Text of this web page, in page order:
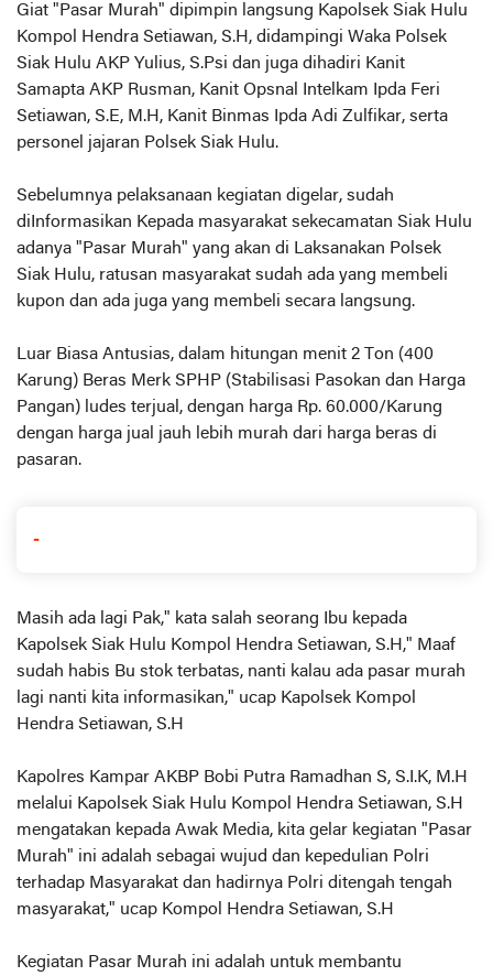
Giat "Pasar Murah" dipimpin langsung Kapolsek Siak Hulu
Kompol Hendra Setiawan, S.H, didampingi Waka Polsek
Siak Hulu AKP Yulius, S.Psi dan juga dihadiri Kanit
Samapta AKP Rusman, Kanit Opsnal Intelkam Ipda Feri
Setiawan, S.E, M.H, Kanit Binmas Ipda Adi Zulfikar, serta
personel jajaran Polsek Siak Hulu.
Sebelumnya pelaksanaan kegiatan digelar, sudah
diInformasikan Kepada masyarakat sekecamatan Siak Hulu
adanya "Pasar Murah" yang akan di Laksanakan Polsek
Siak Hulu, ratusan masyarakat sudah ada yang membeli
kupon dan ada juga yang membeli secara langsung.
Luar Biasa Antusias, dalam hitungan menit 2 Ton (400
Karung) Beras Merk SPHP (Stabilisasi Pasokan dan Harga
Pangan) ludes terjual, dengan harga Rp. 60.000/Karung
dengan harga jual jauh lebih murah dari harga beras di
pasaran.
-
Masih ada lagi Pak," kata salah seorang Ibu kepada
Kapolsek Siak Hulu Kompol Hendra Setiawan, S.H," Maaf
sudah habis Bu stok terbatas, nanti kalau ada pasar murah
lagi nanti kita informasikan," ucap Kapolsek Kompol
Hendra Setiawan, S.H
Kapolres Kampar AKBP Bobi Putra Ramadhan S, S.I.K, M.H
melalui Kapolsek Siak Hulu Kompol Hendra Setiawan, S.H
mengatakan kepada Awak Media, kita gelar kegiatan "Pasar
Murah" ini adalah sebagai wujud dan kepedulian Polri
terhadap Masyarakat dan hadirnya Polri ditengah tengah
masyarakat," ucap Kompol Hendra Setiawan, S.H
Kegiatan Pasar Murah ini adalah untuk membantu